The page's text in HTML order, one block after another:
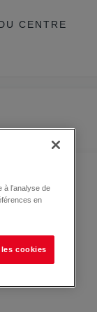
CENTRE
l’analyse de
en
cookies